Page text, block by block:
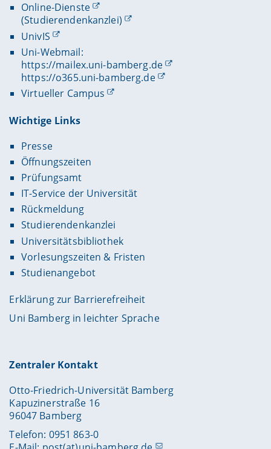
Online-Dienste
(Studierendenkanzlei)
UnivIS
Uni-Webmail:
https://mailex.uni-bamberg.de
https://o365.uni-bamberg.de
Virtueller Campus
Wichtige Links
Presse
Öffnungszeiten
Prüfungsamt
IT-Service der Universität
Rückmeldung
Studierendenkanzlei
Universitätsbibliothek
Vorlesungszeiten & Fristen
Studienangebot
Erklärung zur Barrierefreiheit
Uni Bamberg in leichter Sprache
Zentraler Kontakt
Otto-Friedrich-Universität Bamberg
Kapuzinerstraße 16
96047 Bamberg
Telefon: 0951 863-0